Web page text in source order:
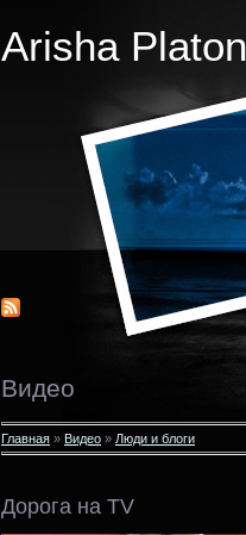
Arisha
Видео
Главная » Видео » Люди и блоги
Дорога на TV